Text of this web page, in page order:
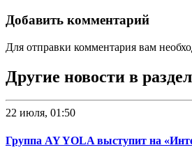
Добавить комментарий
Для отправки комментария вам
Другие новости в
22 июля, 01:50
Группа AY YOLA выступит на